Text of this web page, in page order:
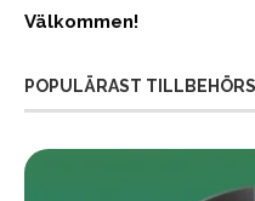
Välkommen!
POPULÄRAST